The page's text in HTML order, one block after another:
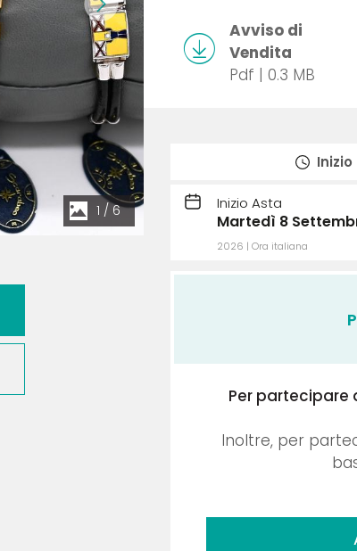
1 / 6
Avviso di
Vendita
Pdf | 0.3 MB
Inizio Asta
Martedì 8
2026 | Ora italiana
Per partecipare
Inoltre, per